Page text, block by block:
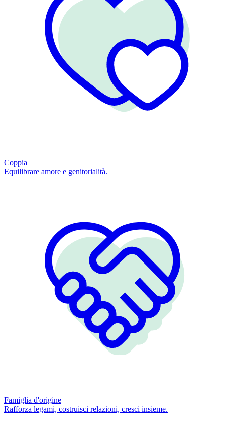
Coppia
Equilibrare amore e genitorialità.
Famiglia d'origine
Rafforza legami, costruisci relazioni, cresci insieme.